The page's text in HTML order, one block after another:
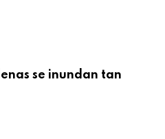
se inundan tan